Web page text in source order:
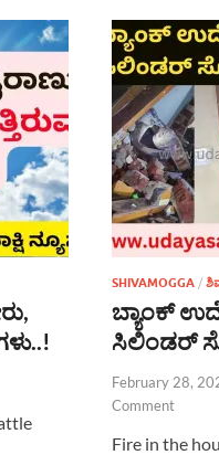
SHIVAMOGGA /
ಬ್ಯಾಂಕ್
ಸಿಲಿಂಡರ್
February 28,
Comment
Fire in the